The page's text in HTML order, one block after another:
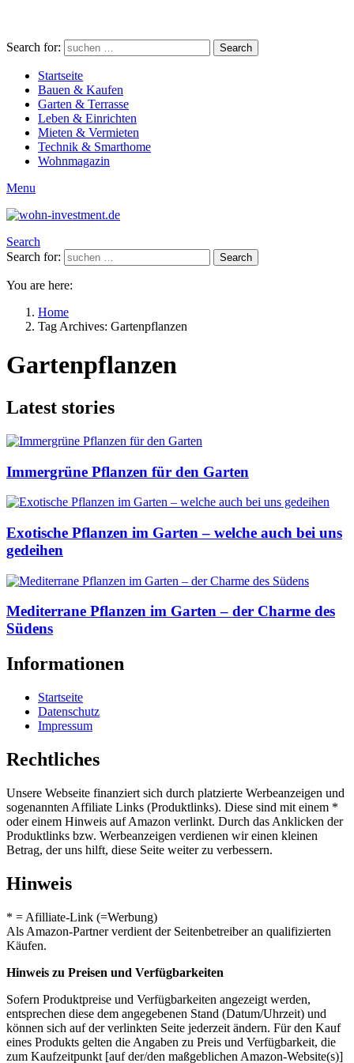
Search for: Search
Startseite
Bauen & Kaufen
Garten & Terrasse
Leben & Einrichten
Mieten & Vermieten
Technik & Smarthome
Wohnmagazin
Menu
Search
Search for:
Search
You are here:
Home
Tag Archives: Gartenpflanzen
Gartenpflanzen
Latest stories
Immergrüne Pflanzen für den Garten
Exotische Pflanzen im Garten – welche auch bei uns
gedeihen
Mediterrane Pflanzen im Garten – der Charme des
Südens
Informationen
Startseite
Datenschutz
Impressum
Rechtliches
Unsere Webseite finanziert sich durch platzierte Werbeanzeigen und
sogenannten Affiliate Links (Produktlinks). Diese sind mit einem *
oder einem Hinweis auf Amazon verlinkt. Durch das Anklicken der
Produktlinks bzw. Werbeanzeigen verdienen wir einen kleinen
Betrag, der uns hilft, diese Seite weiter zu verbessern.
Hinweis
* = Afilliate-Link (=Werbung)
Als Amazon-Partner verdient der Seitenbetreiber an qualifizierten
Käufen.
Hinweis zu Preisen und Verfügbarkeiten
Sofern Produktpreise und Verfügbarkeiten angezeigt werden,
entsprechen diese dem angegebenen Stand (Datum/Uhrzeit) und
können sich auf der verlinkten Seite jederzeit ändern. Für den Kauf
eines Produkts gelten die Angaben zu Preis und Verfügbarkeit, die
zum Kaufzeitpunkt [auf der/den maßgeblichen Amazon-Website(s)]